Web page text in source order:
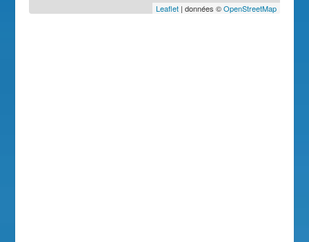
Leaflet| données ©OpenStreetMap